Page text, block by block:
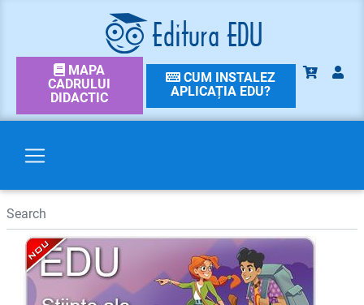
MAPA
CADRULUI
DIDACTIC
CUM INSTALEZ
APLICAȚIA EDU?